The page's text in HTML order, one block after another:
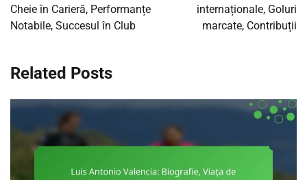
Cheie în Carieră, Performanțe
Notabile, Succesul în Club
internaționale, Goluri
marcate, Contribuții
Related Posts